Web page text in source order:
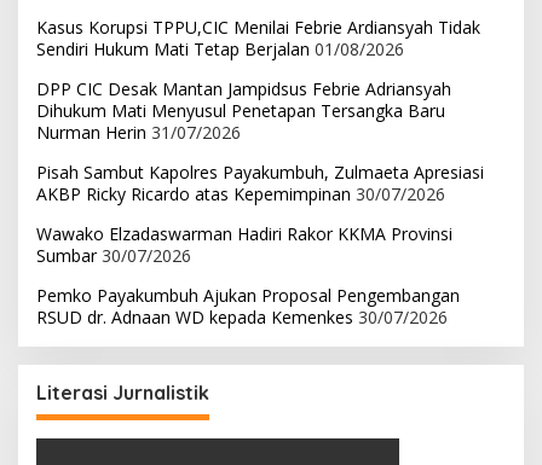
Kasus Korupsi TPPU,CIC Menilai Febrie Ardiansyah Tidak
Sendiri Hukum Mati Tetap Berjalan 01/08/2026
DPP CIC Desak Mantan Jampidsus Febrie Adriansyah
Dihukum Mati Menyusul Penetapan Tersangka Baru
Nurman Herin 31/07/2026
Pisah Sambut Kapolres Payakumbuh, Zulmaeta Apresiasi
AKBP Ricky Ricardo atas Kepemimpinan 30/07/2026
Wawako Elzadaswarman Hadiri Rakor KKMA Provinsi
Sumbar 30/07/2026
Pemko Payakumbuh Ajukan Proposal Pengembangan
RSUD dr. Adnaan WD kepada Kemenkes 30/07/2026
Literasi Jurnalistik